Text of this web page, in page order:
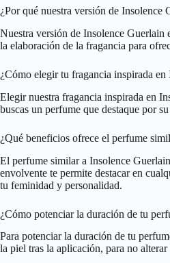
¿Por qué nuestra versión de Insolence
Nuestra versión de Insolence Guerlain
la elaboración de la fragancia para
¿Cómo elegir tu fragancia inspirada
Elegir nuestra fragancia inspirada en
buscas un perfume que destaque por
¿Qué beneficios ofrece el perfume
El perfume similar a Insolence
envolvente te permite destacar en
tu feminidad y personalidad.
¿Cómo potenciar la duración de tu
Para potenciar la duración de tu
la piel tras la aplicación, para no